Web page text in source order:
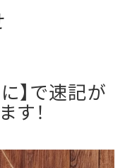
】で速記が
す！